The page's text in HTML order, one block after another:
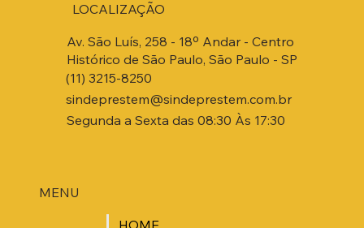
MENU
HOME
Av. São Luís, 258 - 18º Andar - Centro
Histórico de São Paulo, São Paulo - SP
(11) 3215-8250
sindeprestem@sindeprestem.com.br
Segunda a Sexta das 08:30 Às 17:30
LOCALIZAÇÃO